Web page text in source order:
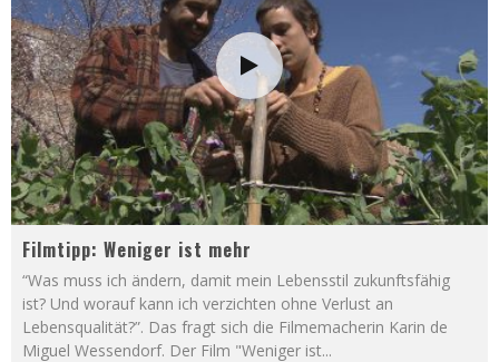
Filmtipp: Weniger ist mehr
“Was muss ich ändern, damit mein Lebensstil zukunftsfähig
ist? Und worauf kann ich verzichten ohne Verlust an
Lebensqualität?”. Das fragt sich die Filmemacherin Karin de
Miguel Wessendorf. Der Film "Weniger ist...